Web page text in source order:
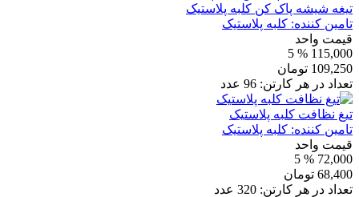
تیغه شیشه پاک کن کلبه پلاستیک
تامین کننده: کلبه پلاستیک
قیمت واحد
115,000
% 5
109,250 تومان
تعداد در هر کارتن: 96 عدد
تیغ نظافت کلبه پلاستیک
تامین کننده: کلبه پلاستیک
قیمت واحد
72,000
% 5
68,400 تومان
تعداد در هر کارتن: 320 عدد